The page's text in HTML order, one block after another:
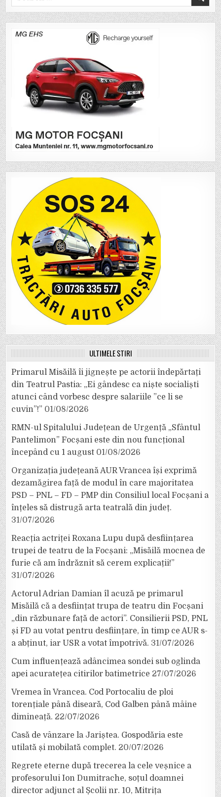
for:
ULTIMELE ȘTIRI
Primarul Misăilă îi jignește pe actorii îndepărtați
din Teatrul Pastia: „Ei gândesc ca niște socialiști
atunci când vorbesc despre salariile ”ce li se
cuvin”!” 01/08/2026
RMN-ul Spitalului Județean de Urgență „Sfântul
Pantelimon” Focșani este din nou funcțional
începând cu 1 august 01/08/2026
Organizația județeană AUR Vrancea își exprimă
dezamăgirea față de modul în care majoritatea
PSD – PNL – FD – PMP din Consiliul local Focșani a
înțeles să distrugă arta teatrală din județ.
31/07/2026
Reacția actriței Roxana Lupu după desființarea
trupei de teatru de la Focșani: „Misăilă mocnea de
furie că am îndrăznit să cerem explicații!”
31/07/2026
Actorul Adrian Damian îl acuză pe primarul
Misăilă că a desființat trupa de teatru din Focșani
„din răzbunare față de actori”. Consilierii PSD, PNL
și FD au votat pentru desființare, în timp ce AUR s-
a abținut, iar USR a votat împotrivă. 31/07/2026
Cum influențează adâncimea sondei sub oglinda
apei acuratețea citirilor batimetrice 27/07/2026
Vremea în Vrancea. Cod Portocaliu de ploi
torențiale până diseară, Cod Galben până mâine
dimineață. 22/07/2026
Casă de vânzare la Jariștea. Gospodăria este
utilată și mobilată complet. 20/07/2026
Regrete eterne după trecerea la cele veșnice a
profesorului Ion Dumitrache, soțul doamnei
director adjunct al Școlii nr. 10, Mitrița